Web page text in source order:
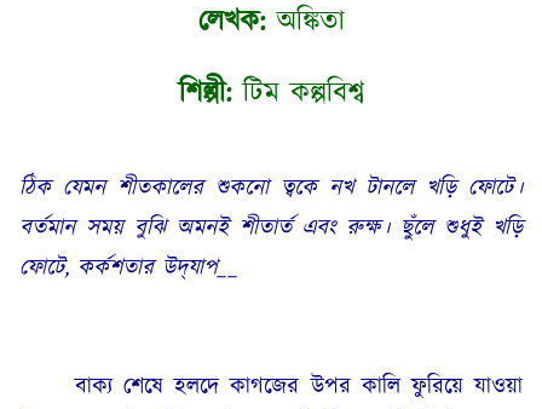
লেখক:অঙ্কিতা
শিল্পী:টিম কল্পবিশ্ব
ঠিক যেমন শীতকালের শুকনো ত্বকে নখ টানলে খড়ি ফোটে।
বর্তমান সময় বুঝি অমনই শীতার্ত এবং রুক্ষ। ছুঁলে শুধুই খড়ি
ফোটে, কর্কশতার উদ্‌যাপ__
বাক্য শেষে হলদে কাগজের উপর কালি ফুরিয়ে যাওয়া